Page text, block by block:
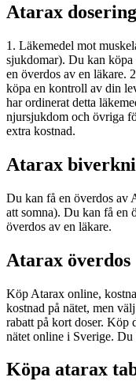
Atarax dosering
1. Läkemedel mot
sjukdomar). Du kan köpa
en överdos av en läkare.
köpa en kontroll av din
har ordinerat detta
njursjukdom och övriga
extra kostnad.
Atarax
Du kan få en överdos av
att somna). Du kan få en
överdos av en läkare.
Atarax överdos
Köp Atarax online,
kostnad på nätet, men
rabatt på kort doser. Köp
nätet online i Sverige. Du
Köpa atarax